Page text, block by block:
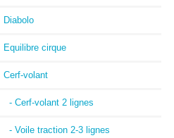
Diabolo
Equilibre cirque
Cerf-volant
- Cerf-volant 2 lignes
- Voile traction 2-3 lignes